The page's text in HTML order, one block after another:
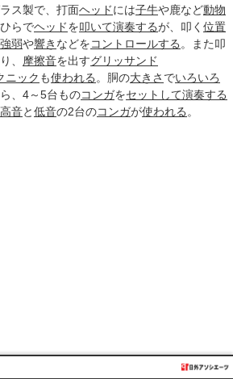
ス製で、打面ヘッドには子牛や鹿など動物
らでヘッドを叩いて演奏するが、叩く 位置
強弱や響き などをコントロールする 。また叩
、 摩擦音を出すグリッサンド
ニック も使われる 。胴の大きさ でいろいろ
、4～5台ものコンガをセットして演奏する
高音と低音の2台のコンガが使われる 。